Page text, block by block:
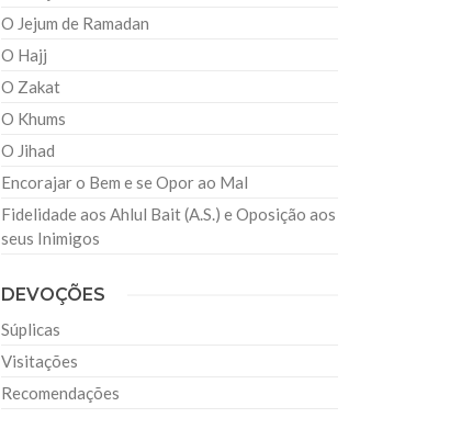
O Jejum de Ramadan
O Hajj
O Zakat
O Khums
O Jihad
Encorajar o Bem e se Opor ao Mal
Fidelidade aos Ahlul Bait (A.S.) e Oposição aos
seus Inimigos
DEVOÇÕES
Súplicas
Visitações
Recomendações